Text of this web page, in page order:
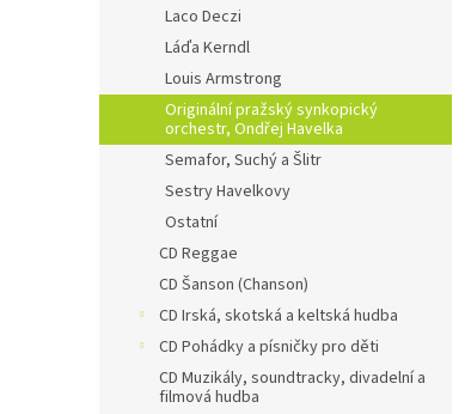
Laco Deczi
Láďa Kerndl
Louis Armstrong
Originální pražský synkopický
orchestr, Ondřej Havelka
Semafor, Suchý a Šlitr
Sestry Havelkovy
Ostatní
CD Reggae
CD Šanson (Chanson)
CD Irská, skotská a keltská hudba
CD Pohádky a písničky pro děti
CD Muzikály, soundtracky, divadelní a
filmová hudba